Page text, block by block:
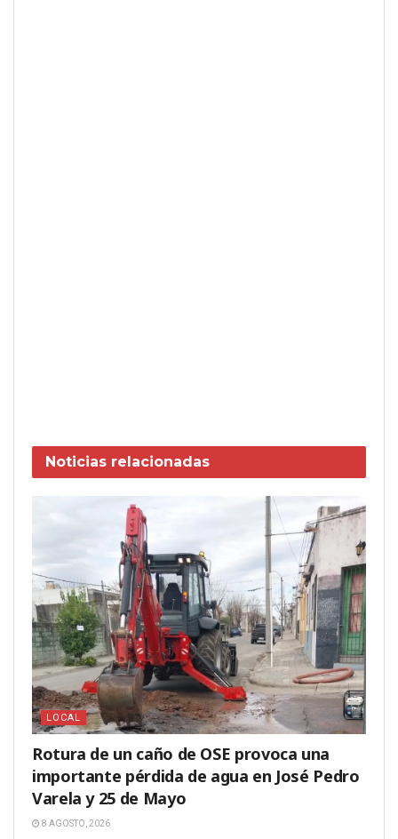
Noticias relacionadas
LOCAL
Rotura de un caño de OSE provoca una
importante pérdida de agua en José Pedro
Varela y 25 de Mayo
8 AGOSTO, 2026